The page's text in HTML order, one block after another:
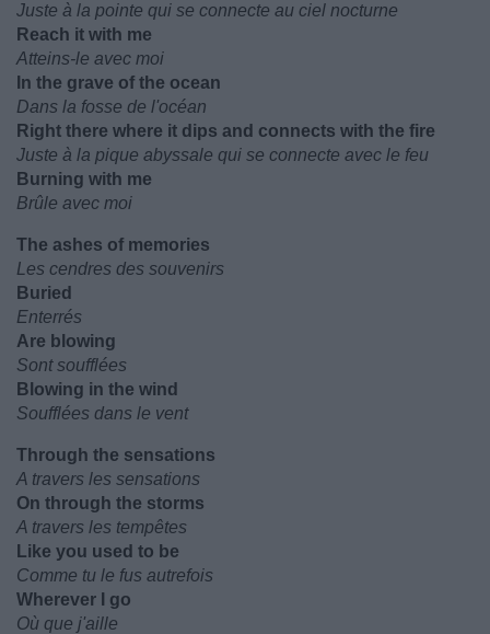
Juste à la pointe qui se connecte au ciel nocturne
Reach it with me
Atteins-le avec moi
In the grave of the ocean
Dans la fosse de l'océan
Right there where it dips and connects with the fire
Juste à la pique abyssale qui se connecte avec le feu
Burning with me
Brûle avec moi
The ashes of memories
Les cendres des souvenirs
Buried
Enterrés
Are blowing
Sont soufflées
Blowing in the wind
Soufflées dans le vent
Through the sensations
A travers les sensations
On through the storms
A travers les tempêtes
Like you used to be
Comme tu le fus autrefois
Wherever I go
Où que j'aille